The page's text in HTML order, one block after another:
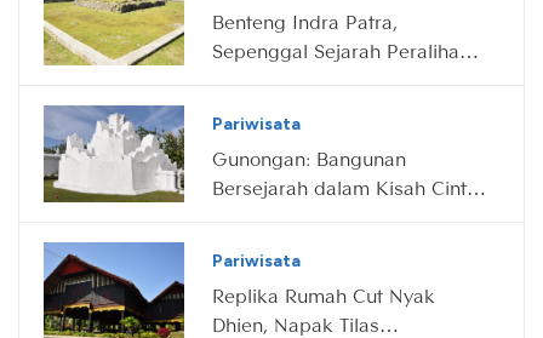
Benteng Indra Patra,
Sepenggal Sejarah Peralihan
Pariwisata
Gunongan: Bangunan
Bersejarah dalam Kisah Cinta
Pariwisata
Replika Rumah Cut Nyak
Dhien, Napak Tilas